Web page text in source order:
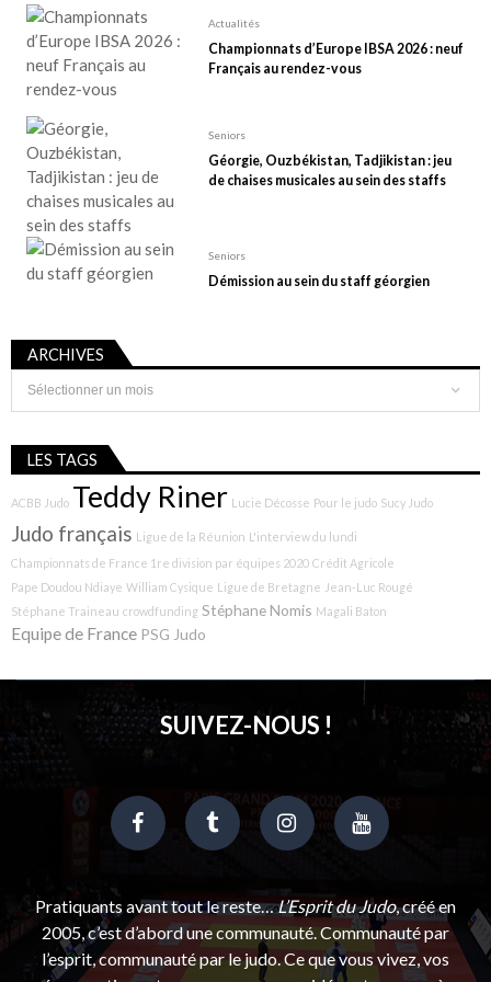
e
s
p
u
b
l
i
c
a
i
o
n
Actualités
Championnats d’Europe IBSA 2026 : neuf
Français au rendez-vous
Seniors
Géorgie, Ouzbékistan, Tadjikistan : jeu
de chaises musicales au sein des staffs
Seniors
Démission au sein du staff géorgien
ARCHIVES
Archives
LES TAGS
ACBB Judo Teddy Riner Lucie Décosse Pour le judo Sucy Judo
Judo français Ligue de la Réunion L'interview du lundi
Championnats de France 1re division par équipes 2020 Crédit Agricole
Pape Doudou Ndiaye William Cysique Ligue de Bretagne Jean-Luc Rougé
Stéphane Traineau crowdfunding Stéphane Nomis Magali Baton
Equipe de France PSG Judo
SUIVEZ-NOUS !
Pratiquants avant tout le reste…L’Esprit du Judo, créé en
2005, c’est d’abord une communauté. Communauté par
l’esprit, communauté par le judo. Ce que vous vivez, vos